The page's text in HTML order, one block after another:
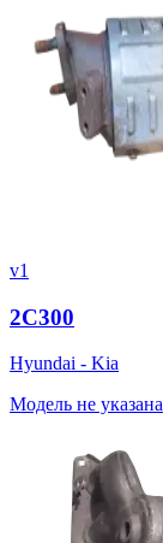
v1
2C300
Hyundai - Kia
Модель не указана